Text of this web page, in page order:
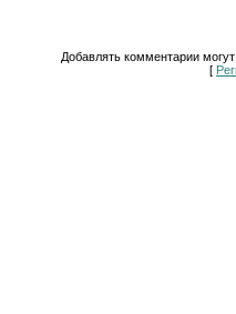
Добавлять комментарии
[